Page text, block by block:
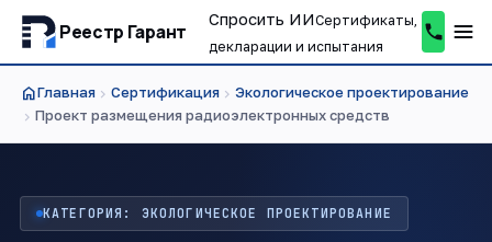
Реестр Гарант
Спросить ИИСертификаты,
декларации и испытания
homeГлавная chevron_right Сертификация chevron_right Экологическое проектирование
chevron_right Проект размещения радиоэлектронных средств
КАТЕГОРИЯ: ЭКОЛОГИЧЕСКОЕ ПРОЕКТИРОВАНИЕ